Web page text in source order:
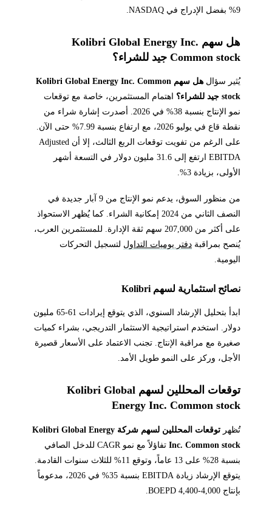
9% بفضل الإدراج في NASDAQ.
هل سهم Kolibri Global Energy Inc.
Common stock جيد للشراء؟
يُثير سؤال
هل سهم Kolibri Global Energy Inc. Common
stock جيد للشراء؟
اهتمام المستثمرين، خاصة مع توقعات
نمو الإنتاج بنسبة 38% في 2026. أصدرت إشارة شراء من
نقطة قاع في يوليو 2026، مع ارتفاع بنسبة 7.99% حتى الآن.
على الرغم من تفويت توقعات الربع الثالث، إلا أن Adjusted
EBITDA ارتفع إلى 31.6 مليون دولار في التسعة أشهر
الأولى، بزيادة 3%.
من منظور السوق، يدعم نمو الإنتاج من 9 آبار جديدة في
النصف الثاني من 2024 إمكانية الشراء. كما يُظهر الاستحواذ
على أكثر من 207,000 سهم ثقة الإدارة. للمستثمرين العرب،
يُنصح بمراقبة دفتر يوميات التداول لتسجيل التحركات
اليومية.
نصائح استثمارية لسهم Kolibri
ابدأ بتحليل الإرشاد السنوي، الذي يتوقع إيرادات 61-65 مليون
دولار. استخدم استراتيجية الاستثمار التدريجي، بشراء كميات
صغيرة مع مراقبة الإنتاج. تجنب الاعتماد على الأسعار قصيرة
الأجل، وركز على النمو طويل الأمد.
توقعات المحللين لسهم Kolibri Global
Energy Inc. Common stock
تُظهر
توقعات المحللين لسهم شركة Kolibri Global Energy
Inc. Common stock
تفاؤلاً مع نمو CAGR للدخل الصافي
بنسبة 28% على 13 عاماً، وتوقع 11% للثلاث سنوات القادمة.
يتوقع الإرشاد زيادة EBITDA بنسبة 35% في 2026، مدعوماً
بإنتاج 4,000-4,400 BOEPD.